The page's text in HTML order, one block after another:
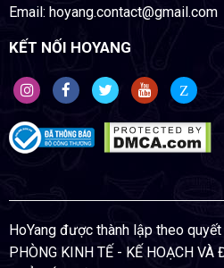
Email: hoyang.contact@gmail.com
KẾT NỐI HOYANG
Z
HoYang được thành lập theo
PHÒNG KINH TẾ - KẾ HOẠCH